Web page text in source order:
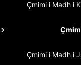
Çmimi i Madh i
Çmimi i Madh i